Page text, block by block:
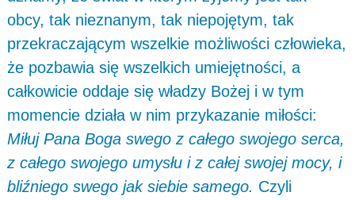
obcy, tak nieznanym, tak niepojętym, tak
przekraczającym wszelkie możliwości człowieka,
że pozbawia się wszelkich umiejętności, a
całkowicie oddaje się władzy Bożej i w tym
momencie działa w nim przykazanie miłości:
Miłuj Pana Boga swego z całego swojego serca,
z całego swojego umysłu i z całej swojej mocy, i
bliźniego swego jak siebie samego. Czyli